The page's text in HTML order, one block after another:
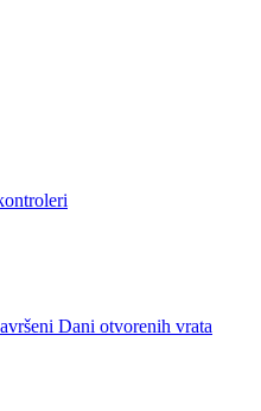
Dani otvorenih vrata